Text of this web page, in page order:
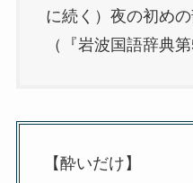
に続く）夜の初めの
（『岩波国語辞典第
【酔いだけ】